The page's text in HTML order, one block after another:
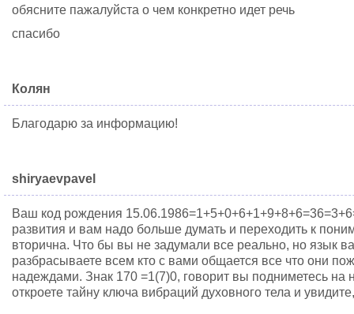
обясните пажалуйста о чем конкретно идет речь
спасибо
Колян
Благодарю за информацию!
shiryaevpavel
Ваш код рождения
развития и вам надо больше думать и переходить к
вторична. Что бы вы не задумали все реально, но язык
разбрасываете всем кто с вами общается все что они
надеждами. Знак 170 =1(7)0, говорит вы подниметесь на
откроете тайну ключа вибраций духовного тела и